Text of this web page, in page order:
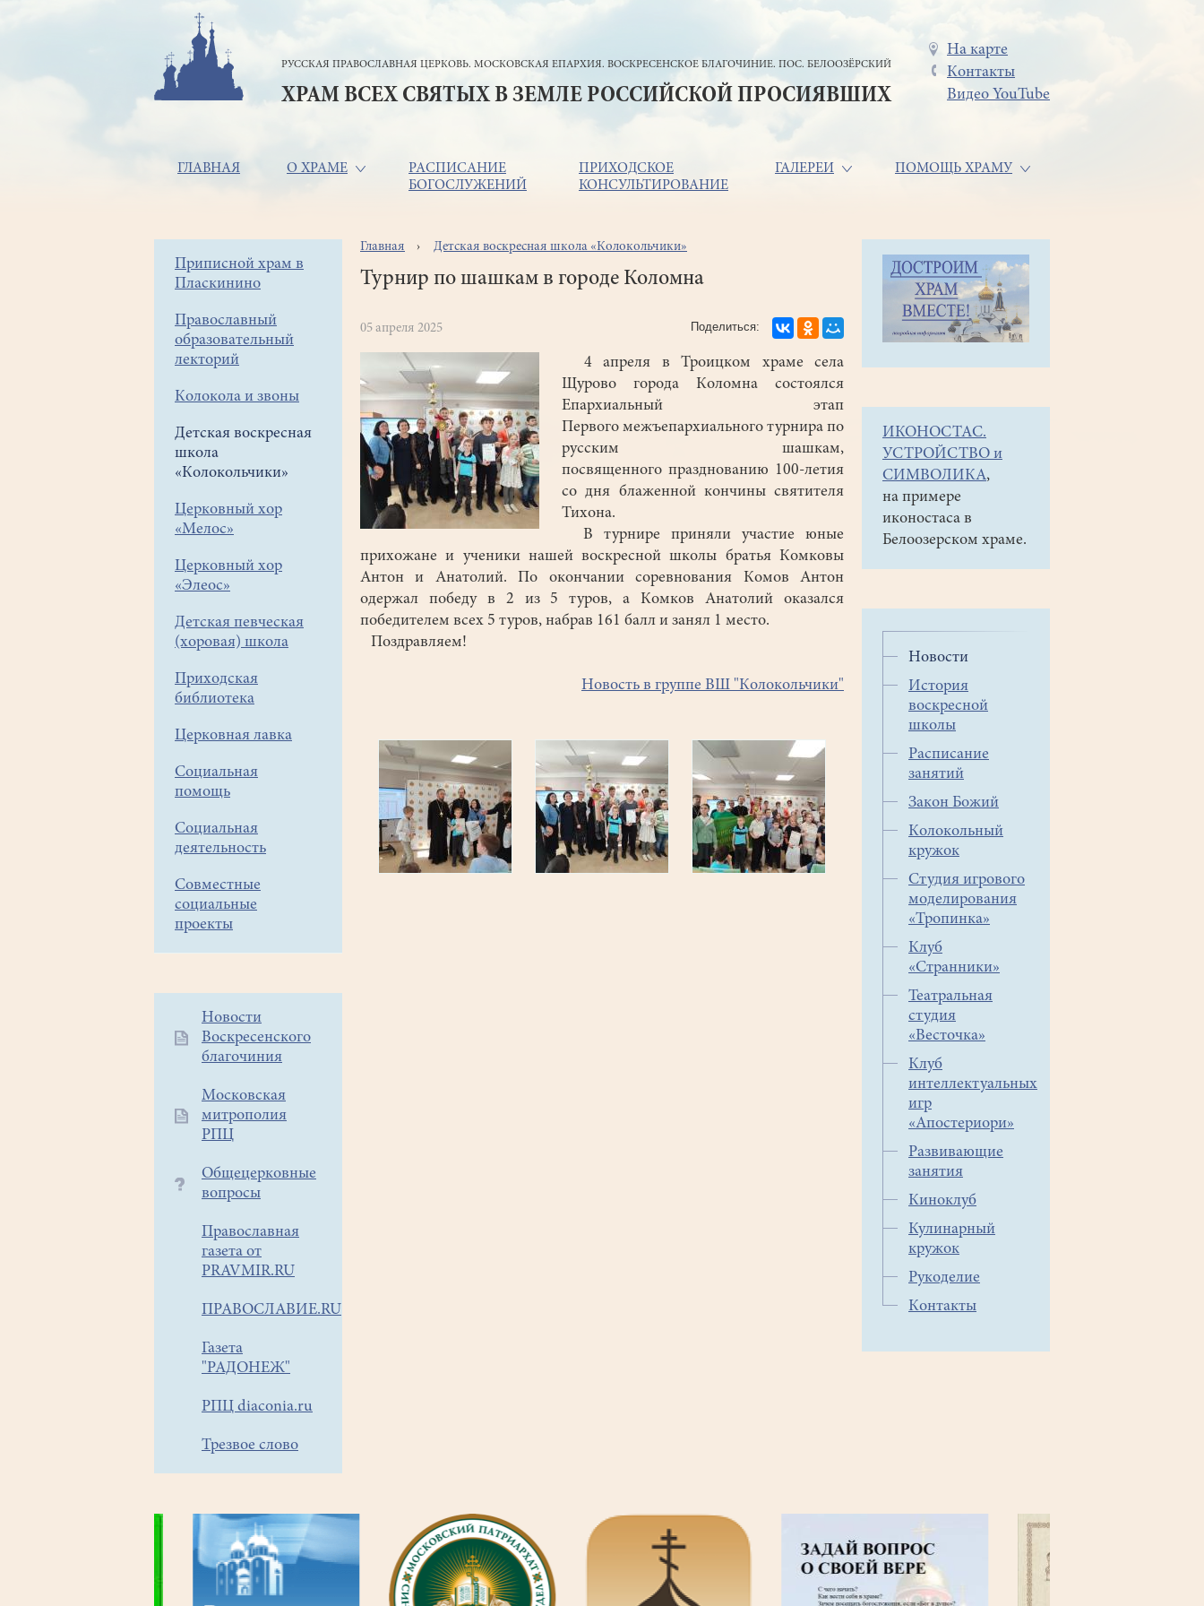
РУССКАЯ ПРАВОСЛАВНАЯ ЦЕРКОВЬ. МОСКОВСКАЯ ЕПАРХИЯ. ВОСКРЕСЕНСКОЕ БЛАГОЧИНИЕ. ПОС. БЕЛООЗЁРСКИЙ
ХРАМ ВСЕХ СВЯТЫХ В ЗЕМЛЕ РОССИЙСКОЙ ПРОСИЯВШИХ
Меню
в
На карте
Контакты
Видео YouTube
Основная
ГЛАВНАЯ О ХРАМЕ
РАСПИСАНИЕ
БОГОСЛУЖЕНИЙ
ПРИХОДСКОЕ
КОНСУЛЬТИРОВАНИЕ
ГАЛЕРЕИ ПОМОЩЬ ХРАМУ
Боковое
меню
Приписной храм в
Пласкинино
Православный
образовательный
лекторий
Колокола и звоны
Детская воскресная
школа
«Колокольчики»
Церковный хор
«Мелос»
Церковный хор
«Элеос»
Детская певческая
(хоровая) школа
Приходская
библиотека
Церковная лавка
Социальная
помощь
Социальная
деятельность
Совместные
социальные
проекты
Дополнительное
меню
Новости
Воскресенского
благочиния
Московская
митрополия
РПЦ
Общецерковные
вопросы
Православная
газета от
PRAVMIR.RU
ПРАВОСЛАВИЕ.RU
Газета
"РАДОНЕЖ"
РПЦ diaconia.ru
Трезвое слово
Строка
навигации
Главная Детская воскресная школа «Колокольчики»
Турнир по шашкам в городе Коломна
05 апреля 2025
4 апреля в Троицком храме села
Щурово города Коломна состоялся
Епархиальный этап
Первого межъепархиального турнира по
русским шашкам,
посвященного празднованию 100-летия
со дня блаженной кончины святителя
Тихона.
В турнире приняли участие юные
прихожане и ученики нашей воскресной школы братья Комковы
Антон и Анатолий. По окончании соревнования Комов Антон
одержал победу в 2 из 5 туров, а Комков Анатолий оказался
победителем всех 5 туров, набрав 161 балл и занял 1 место.
Поздравляем!
Новость в группе ВШ "Колокольчики"
ИКОНОСТАС.
УСТРОЙСТВО и
СИМВОЛИКА,
на примере
иконостаса в
Белоозерском храме.
Новости
История
воскресной
школы
Расписание
занятий
Закон Божий
Колокольный
кружок
Студия игрового
моделирования
«Тропинка»
Клуб
«Странники»
Театральная
студия
«Весточка»
Клуб
интеллектуальных
игр
«Апостериори»
Развивающие
занятия
Киноклуб
Кулинарный
кружок
Рукоделие
Контакты